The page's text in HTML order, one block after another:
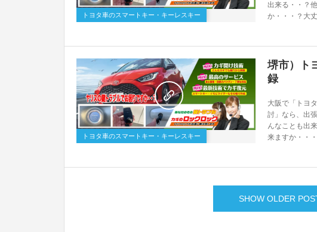
トヨタ車のスマートキー・キーレスキー
出来る・・？
か・・・？大
トヨタ車のスマートキー・キーレスキー
堺市）ト
録
大阪で「トヨ
討」なら、出
んなことも出
来ますか・・
SHOW OLDER